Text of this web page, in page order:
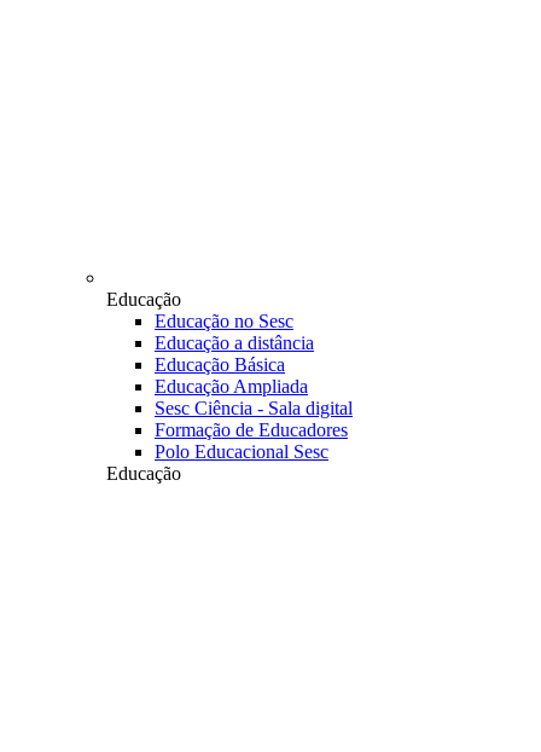
Educação
Educação no Sesc
Educação a distância
Educação Básica
Educação Ampliada
Sesc Ciência - Sala digital
Formação de Educadores
Polo Educacional Sesc
Educação